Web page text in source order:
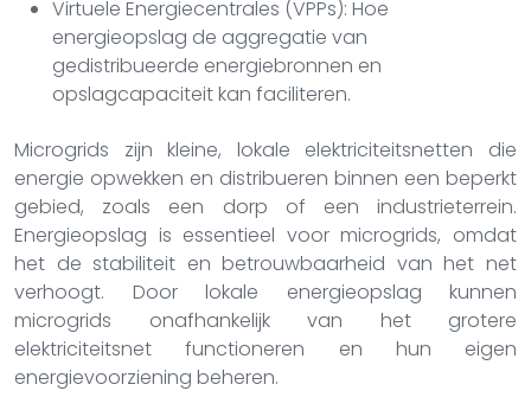
Virtuele Energiecentrales (VPPs): Hoe
energieopslag de aggregatie van
gedistribueerde energiebronnen en
opslagcapaciteit kan faciliteren.
Microgrids zijn kleine, lokale elektriciteitsnetten die
energie opwekken en distribueren binnen een beperkt
gebied, zoals een dorp of een industrieterrein.
Energieopslag is essentieel voor microgrids, omdat
het de stabiliteit en betrouwbaarheid van het net
verhoogt. Door lokale energieopslag kunnen
microgrids onafhankelijk van het grotere
elektriciteitsnet functioneren en hun eigen
energievoorziening beheren.